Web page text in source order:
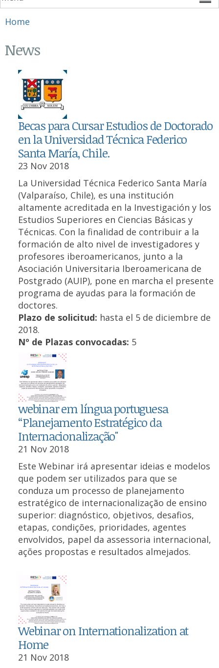
You are here
Home
News
Becas para Cursar Estudios de Doctorado
en la Universidad Técnica Federico
Santa María, Chile.
23 Nov 2018
La Universidad Técnica Federico Santa María
(Valparaíso, Chile), es una institución
altamente acreditada en la Investigación y los
Estudios Superiores en Ciencias Básicas y
Técnicas. Con la finalidad de contribuir a la
formación de alto nivel de investigadores y
profesores iberoamericanos, junto a la
Asociación Universitaria Iberoamericana de
Postgrado (AUIP), pone en marcha el presente
programa de ayudas para la formación de
doctores.
Plazo de solicitud: hasta el 5 de diciembre de
2018.
Nº de Plazas convocadas: 5
webinar em língua portuguesa
“Planejamento Estratégico da
Internacionalização"
21 Nov 2018
Este Webinar irá apresentar ideias e modelos
que podem ser utilizados para que se
conduza um processo de planejamento
estratégico de internacionalização de ensino
superior: diagnóstico, objetivos, desafios,
etapas, condições, prioridades, agentes
envolvidos, papel da assessoria internacional,
ações propostas e resultados almejados.
Webinar on Internationalization at
Home
21 Nov 2018